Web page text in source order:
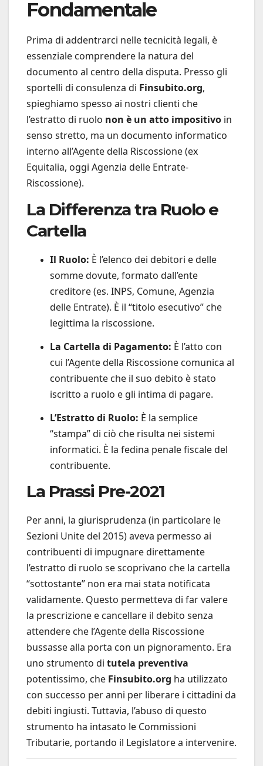
Fondamentale
Prima di addentrarci nelle tecnicità legali, è
essenziale comprendere la natura del
documento al centro della disputa. Presso gli
sportelli di consulenza di Finsubito.org,
spieghiamo spesso ai nostri clienti che
l’estratto di ruolo non è un atto impositivo in
senso stretto, ma un documento informatico
interno all’Agente della Riscossione (ex
Equitalia, oggi Agenzia delle Entrate-
Riscossione).
La Differenza tra Ruolo e
Cartella
Il Ruolo: È l’elenco dei debitori e delle
somme dovute, formato dall’ente
creditore (es. INPS, Comune, Agenzia
delle Entrate). È il “titolo esecutivo” che
legittima la riscossione.
La Cartella di Pagamento: È l’atto con
cui l’Agente della Riscossione comunica al
contribuente che il suo debito è stato
iscritto a ruolo e gli intima di pagare.
L’Estratto di Ruolo: È la semplice
“stampa” di ciò che risulta nei sistemi
informatici. È la fedina penale fiscale del
contribuente.
La Prassi Pre-2021
Per anni, la giurisprudenza (in particolare le
Sezioni Unite del 2015) aveva permesso ai
contribuenti di impugnare direttamente
l’estratto di ruolo se scoprivano che la cartella
“sottostante” non era mai stata notificata
validamente. Questo permetteva di far valere
la prescrizione e cancellare il debito senza
attendere che l’Agente della Riscossione
bussasse alla porta con un pignoramento. Era
uno strumento di tutela preventiva
potentissimo, che Finsubito.org ha utilizzato
con successo per anni per liberare i cittadini da
debiti ingiusti. Tuttavia, l’abuso di questo
strumento ha intasato le Commissioni
Tributarie, portando il Legislatore a intervenire.